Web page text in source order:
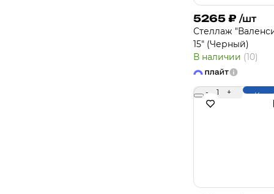
5265 ₽ /шт
Стеллаж
15" (Черный)
В наличии (10)
- 1 +